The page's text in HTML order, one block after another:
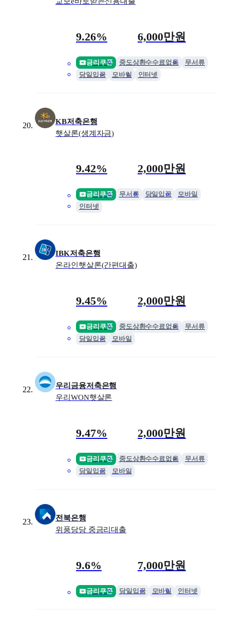
금리9.26%
최대 한도 6,000만원
금리쿠폰 중도상환수수료없음
무서류
당일입금
모바일 인터넷
KB저축은행
햇살론(생계자금)
금리9.42%
최대 한도 2,000만원
금리쿠폰 무서류 당일입금
모바일
인터넷
IBK저축은행
온라인햇살론(간편대출)
금리9.45%
최대 한도 2,000만원
금리쿠폰 중도상환수수료없음
무서류
당일입금
모바일
우리금융저축은행
우리WON햇살론
금리9.47%
최대 한도 2,000만원
금리쿠폰 중도상환수수료없음
무서류
당일입금
모바일
전북은행
위풍당당 중금리대출
금리9.6%
최대 한도 7,000만원
금리쿠폰 당일입금 모바일 인터넷